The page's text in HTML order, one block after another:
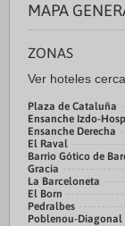
MAPA
ZONAS
Ver hoteles
Plaza de Cataluña
Ensanche Izdo-
Ensanche Derecha
El Raval
Barrio Gótico de
Gracia
La Barceloneta
El Born
Pedralbes
Poblenou-Diagonal